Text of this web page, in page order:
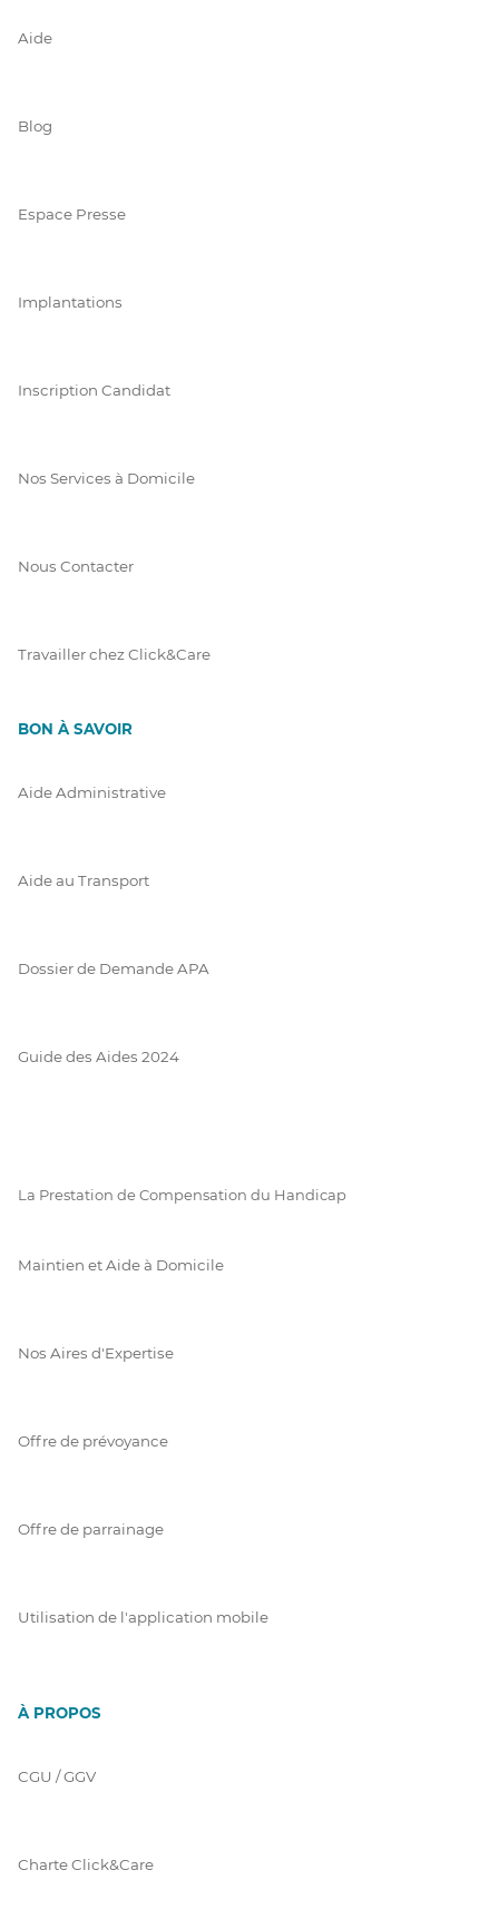
Aide
Blog
Espace Presse
Implantations
Inscription Candidat
Nos Services à Domicile
Nous Contacter
Travailler chez Click&Care
BON À SAVOIR
Aide Administrative
Aide au Transport
Dossier de Demande APA
Guide des Aides 2024
La Prestation de Compensation du Handicap
Maintien et Aide à Domicile
Nos Aires d'Expertise
Offre de prévoyance
Offre de parrainage
Utilisation de l'application mobile
À PROPOS
CGU / GGV
Charte Click&Care